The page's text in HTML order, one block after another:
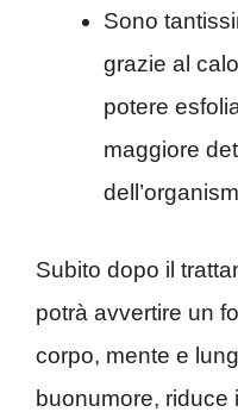
Sono
grazie al
potere
maggiore
Subito dopo il
potrà avvertire un
corpo, mente e
buonumore, riduce